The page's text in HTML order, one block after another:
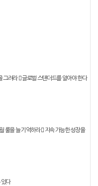
그려라 󰠐글로벌 스탠더드를 알아야 한다
룰을 늘 기억하라 지속 가능한 성장을
있다